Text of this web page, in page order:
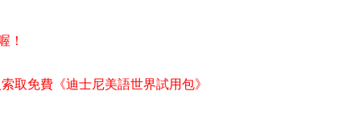
！
取免費《迪士尼美語世界試用包》